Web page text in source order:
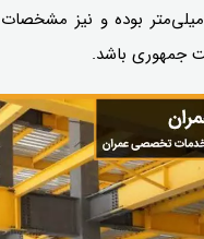
را بر عهده دارد، عرشه باید از نوع آج دار با حداقل